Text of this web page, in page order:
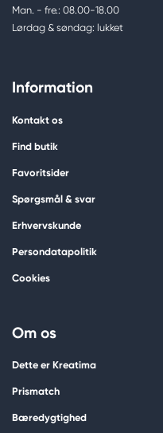
Man. - fre.: 08.00-18.00
Lørdag & søndag: lukket
Information
Kontakt os
Find butik
Favoritsider
Spørgsmål & svar
Erhvervskunde
Persondatapolitik
Cookies
Om os
Dette er Kreatima
Prismatch
Bæredygtighed